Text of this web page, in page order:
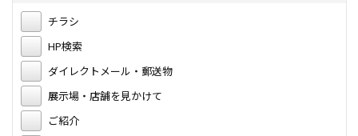
チラシ
HP検索
ダイレクトメール・郵送物
展示場・店舗を見かけて
ご紹介